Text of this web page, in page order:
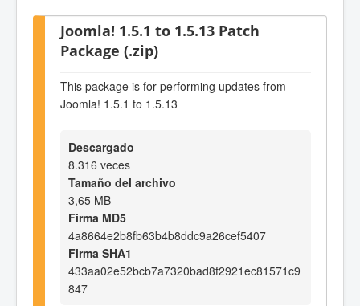
Joomla! 1.5.1 to 1.5.13 Patch
Package (.zip)
This package is for performing updates from
Joomla! 1.5.1 to 1.5.13
Descargado
8.316 veces
Tamaño del archivo
3,65 MB
Firma MD5
4a8664e2b8fb63b4b8ddc9a26cef5407
Firma SHA1
433aa02e52bcb7a7320bad8f2921ec81571c9
847